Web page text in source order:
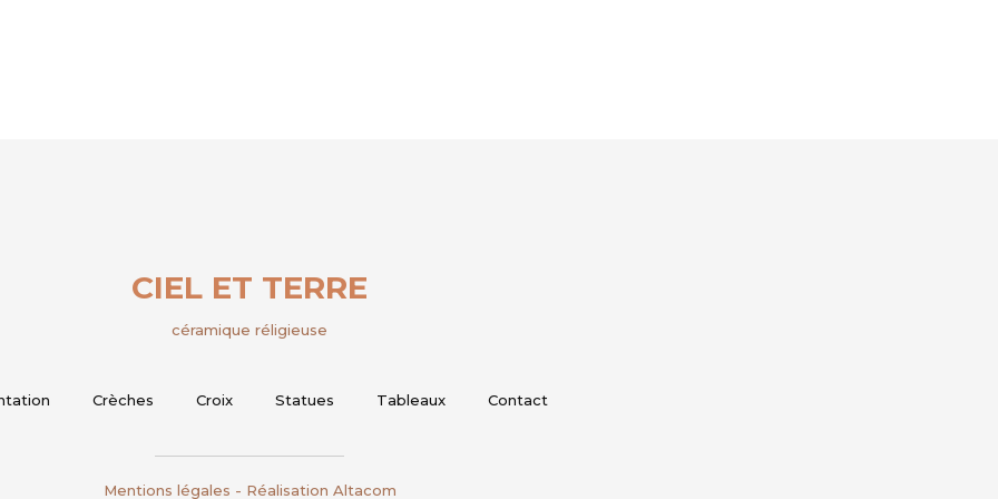
CIEL ET TERRE
céramique réligieuse
Crèches Croix Statues Tableaux Contact
Mentions légales - Réalisation Altacom